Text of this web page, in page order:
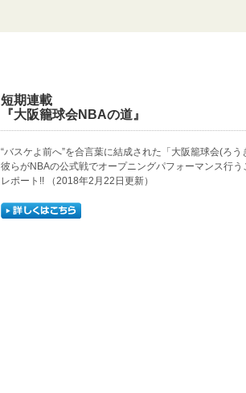
短期連載
『大阪籠球会NBAの道』
“バスケよ前へ”を合言葉に結成された「大阪籠球会(ろう
彼らがNBAの公式戦でオープニングパフォーマンス行
レポート!! （2018年2月22日更新）